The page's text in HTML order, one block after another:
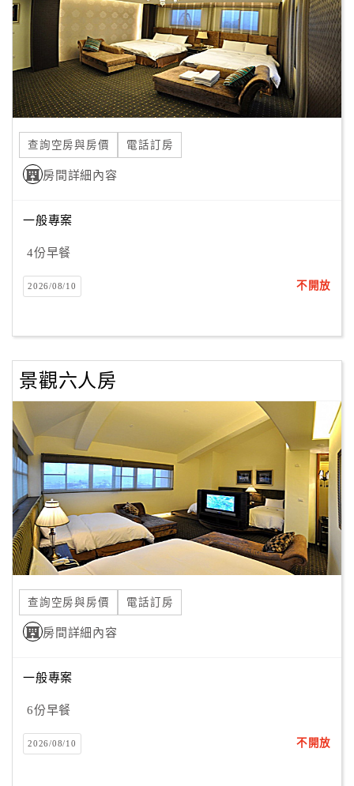
伴
商
品
宣
傳
查詢空房與房價 電話訂房
房間詳細內容
一般專案
4份早餐
2026/08/10 不開放
景觀六人房
查詢空房與房價 電話訂房
房間詳細內容
一般專案
6份早餐
2026/08/10 不開放